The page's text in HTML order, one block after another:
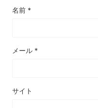
名前 *
メール *
サイト